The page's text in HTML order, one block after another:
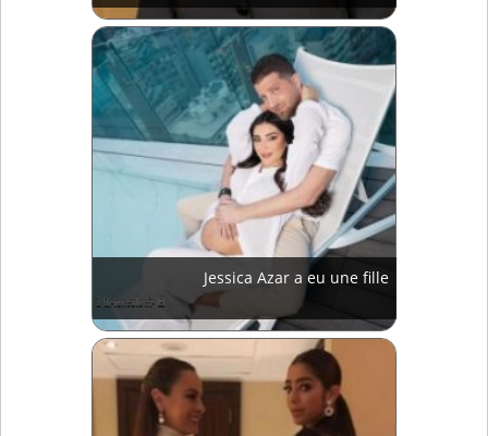
Jessica Azar a eu une fille